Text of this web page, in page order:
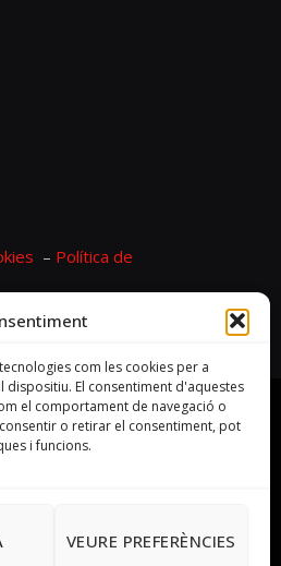
com les cookies per a
El consentiment d'aquestes
el comportament de navegació o
o retirar el consentiment, pot
i funcions.
VEURE PREFERÈNCIES
– Política de